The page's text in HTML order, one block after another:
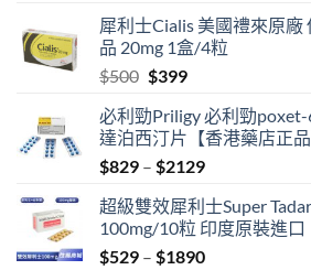
was:
$500.
is:
$480.
犀利士Cialis 美國禮來原廠
品 20mg 1盒/4粒
$500 Original
was:
$500.
$399Current
is:
$399.
必利勁Priligy 必利勁
達泊西汀片【香港藥店正品
$829 – $2129Price
$829
through
$2129
超級雙效犀利士Super
100mg/10粒 印度原裝進口
$529 – $1890Price